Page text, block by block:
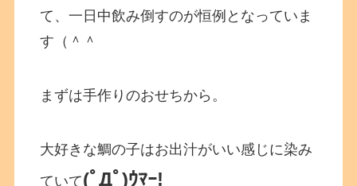
て、一日中飲み倒すのが恒例となっていま
す（＾＾
まずは手作りのおせちから。
大好きな鯛の子はお出汁がいい感じに染み
ていて(ﾟДﾟ)ｳﾏｰ!